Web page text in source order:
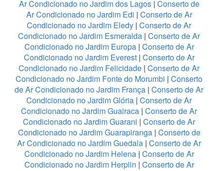
Ar Condicionado no Jardim dos Lagos| Conserto de
Ar Condicionado no Jardim Edi | Conserto de Ar
Condicionado no Jardim Eledy | Conserto de Ar
Condicionado no Jardim Esmeralda | Conserto de Ar
Condicionado no Jardim Europa| Conserto de Ar
Condicionado no Jardim Everest| Conserto de Ar
Condicionado no Jardim Felicidade | Conserto de Ar
Condicionado no Jardim Fonte do Morumbi | Conserto
de Ar Condicionado no Jardim França | Conserto de Ar
Condicionado no Jardim Glória | Conserto de Ar
Condicionado no Jardim Guairaca | Conserto de Ar
Condicionado no Jardim Guarani | Conserto de Ar
Condicionado no Jardim Guarapiranga| Conserto de
Ar Condicionado no Jardim Guedala | Conserto de Ar
Condicionado no Jardim Helena| Conserto de Ar
Condicionado no Jardim Herplin | Conserto de Ar